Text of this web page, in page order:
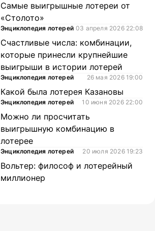
Самые выигрышные лотереи от
«Столото»
Энциклопедия лотерей 03 апреля 2026 22:08
Счастливые числа: комбинации,
которые принесли крупнейшие
выигрыши в истории лотерей
Энциклопедия лотерей 26 мая 2026 19:00
Какой была лотерея Казановы
Энциклопедия лотерей 10 июня 2026 22:00
Можно ли просчитать
выигрышную комбинацию в
лотерее
Энциклопедия лотерей 20 июля 2026 19:23
Вольтер: философ и лотерейный
миллионер